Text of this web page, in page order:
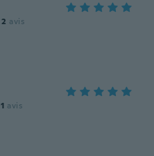
2 avis
1 avis